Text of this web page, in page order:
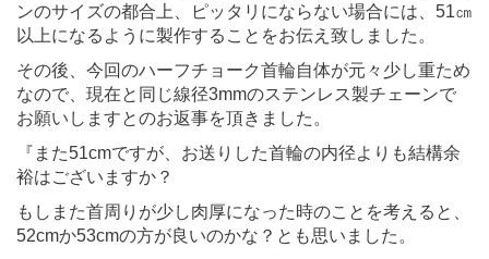
ンのサイズの都合上、ピッタリにならない場合には、51㎝
以上になるように製作することをお伝え致しました。
その後、今回のハーフチョーク首輪自体が元々少し重ため
なので、現在と同じ線径3mmのステンレス製チェーンで
お願いしますとのお返事を頂きました。
『また51cmですが、お送りした首輪の内径よりも結構余
裕はございますか？
もしまた首周りが少し肉厚になった時のことを考えると、
52cmか53cmの方が良いのかな？とも思いました。